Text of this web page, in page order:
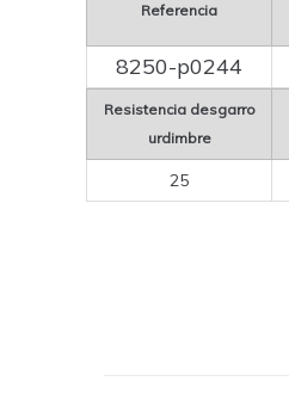
Referencia
8250-p0244
Resistencia desgarro
urdimbre
25